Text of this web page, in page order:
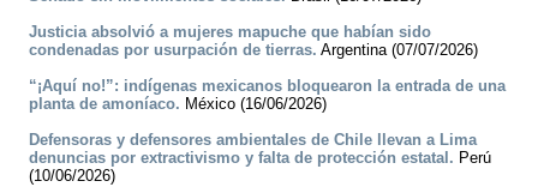
Justicia absolvió a mujeres mapuche que habían sido
condenadas por usurpación de tierras. Argentina (07/07/2026)
“¡Aquí no!”: indígenas mexicanos bloquearon la entrada de una
planta de amoníaco. México (16/06/2026)
Defensoras y defensores ambientales de Chile llevan a Lima
denuncias por extractivismo y falta de protección estatal. Perú
(10/06/2026)